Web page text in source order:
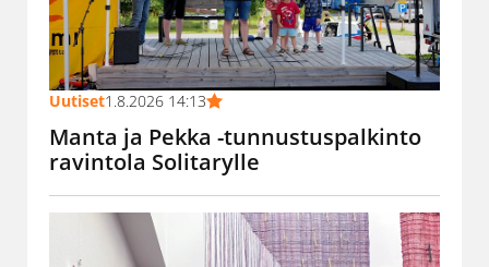
Uutiset1.8.2026 14:13
Manta ja Pekka -tunnustuspalkinto
ravintola Solitarylle